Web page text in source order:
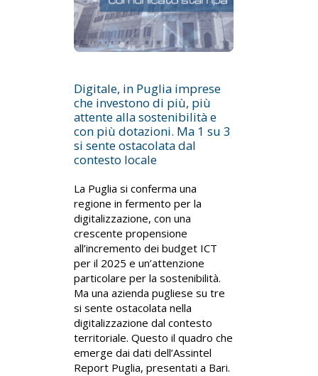
Digitale, in Puglia imprese
che investono di più, più
attente alla sostenibilità e
con più dotazioni. Ma 1 su 3
si sente ostacolata dal
contesto locale
La Puglia si conferma una
regione in fermento per la
digitalizzazione, con una
crescente propensione
all’incremento dei budget ICT
per il 2025 e un’attenzione
particolare per la sostenibilità.
Ma una azienda pugliese su tre
si sente ostacolata nella
digitalizzazione dal contesto
territoriale. Questo il quadro che
emerge dai dati dell’Assintel
Report Puglia, presentati a Bari.